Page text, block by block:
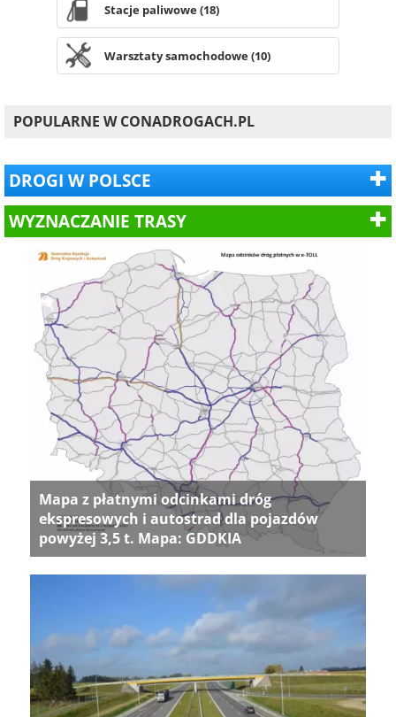
Stacje paliwowe (18)
Warsztaty samochodowe (10)
POPULARNE W CONADROGACH.PL
DROGI W POLSCE
WYZNACZANIE TRASY
Mapa z płatnymi odcinkami dróg
ekspresowych i autostrad dla pojazdów
powyżej 3,5 t. Mapa: GDDKIA